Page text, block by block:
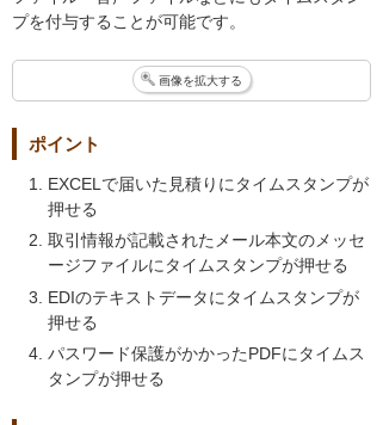
プを付与することが可能です。
画像を拡大する
ポイント
EXCELで届いた見積りにタイムスタンプが
押せる
取引情報が記載されたメール本文のメッセ
ージファイルにタイムスタンプが押せる
EDIのテキストデータにタイムスタンプが
押せる
パスワード保護がかかったPDFにタイムス
タンプが押せる